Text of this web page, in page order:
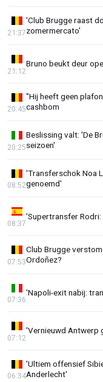
'Club Brugge raast
zomermercato'
21:37
Bruno beukt deur
21:12
"Hij heeft geen
cashbom
20:45
Beslissing valt: 'De
seizoen'
20:25
'Transferschok Noa
genoemd'
08:52
'Supertransfer
08:37
Club Brugge
Ordoñez?
07:53
'Napoli-exit nabij:
07:36
'Vernieuwd Antwerp
07:12
'Ultiem offensief
Anderlecht'
06:34